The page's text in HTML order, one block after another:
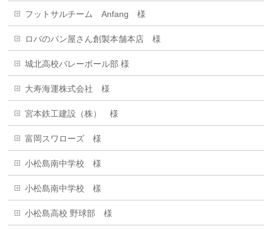
フットサルチーム Anfang 様
ロバのパン屋さん創製本舗本店 様
城北高校バレーボール部 様
大寿海運株式会社 様
宮本鉄工建設（株） 様
富岡スワローズ 様
小松島南中学校 様
小松島南中学校 樣
小松島高校 野球部 様